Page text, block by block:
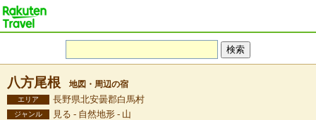
八方尾根 地図・周辺の宿
エリア 長野県北安曇郡白馬村
ジャンル 見る - 自然地形 - 山